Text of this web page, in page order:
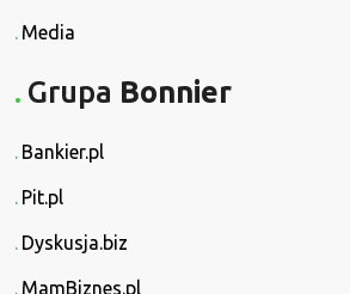
Media
Grupa Bonnier
Bankier.pl
Pit.pl
Dyskusja.biz
MamBiznes.pl